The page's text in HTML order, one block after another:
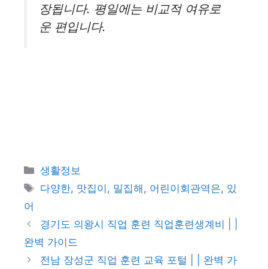
장됩니다. 평일에는 비교적 여유로
운 편입니다.
카
테
생활정보
태
다양한, 맛집이 , 밀집해 , 어린이회관역은, 있
어
경기도 의왕시 직업 훈련 직업훈련생계비 | |
완벽 가이드
전남 장성군 직업 훈련 교육 포털 | | 완벽 가